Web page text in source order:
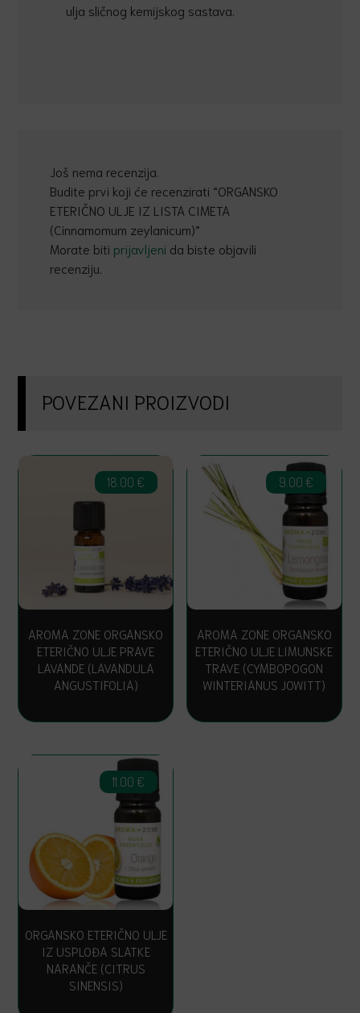
ulja sličnog kemijskog sastava.
Još nema recenzija.
Budite prvi koji će recenzirati “ORGANSKO
ETERIČNO ULJE IZ LISTA CIMETA
(Cinnamomum zeylanicum)”
Morate biti prijavljeni da biste objavili
recenziju.
POVEZANI PROIZVODI
AROMA ZONE ORGANSKO
ETERIČNO ULJE PRAVE
LAVANDE (LAVANDULA
ANGUSTIFOLIA)
18.00 €
AROMA ZONE ORGANSKO
ETERIČNO ULJE LIMUNSKE
TRAVE (CYMBOPOGON
WINTERIANUS JOWITT)
9.00 €
ORGANSKO ETERIČNO ULJE
IZ USPLOĐA SLATKE
NARANČE (CITRUS
SINENSIS)
11.00 €